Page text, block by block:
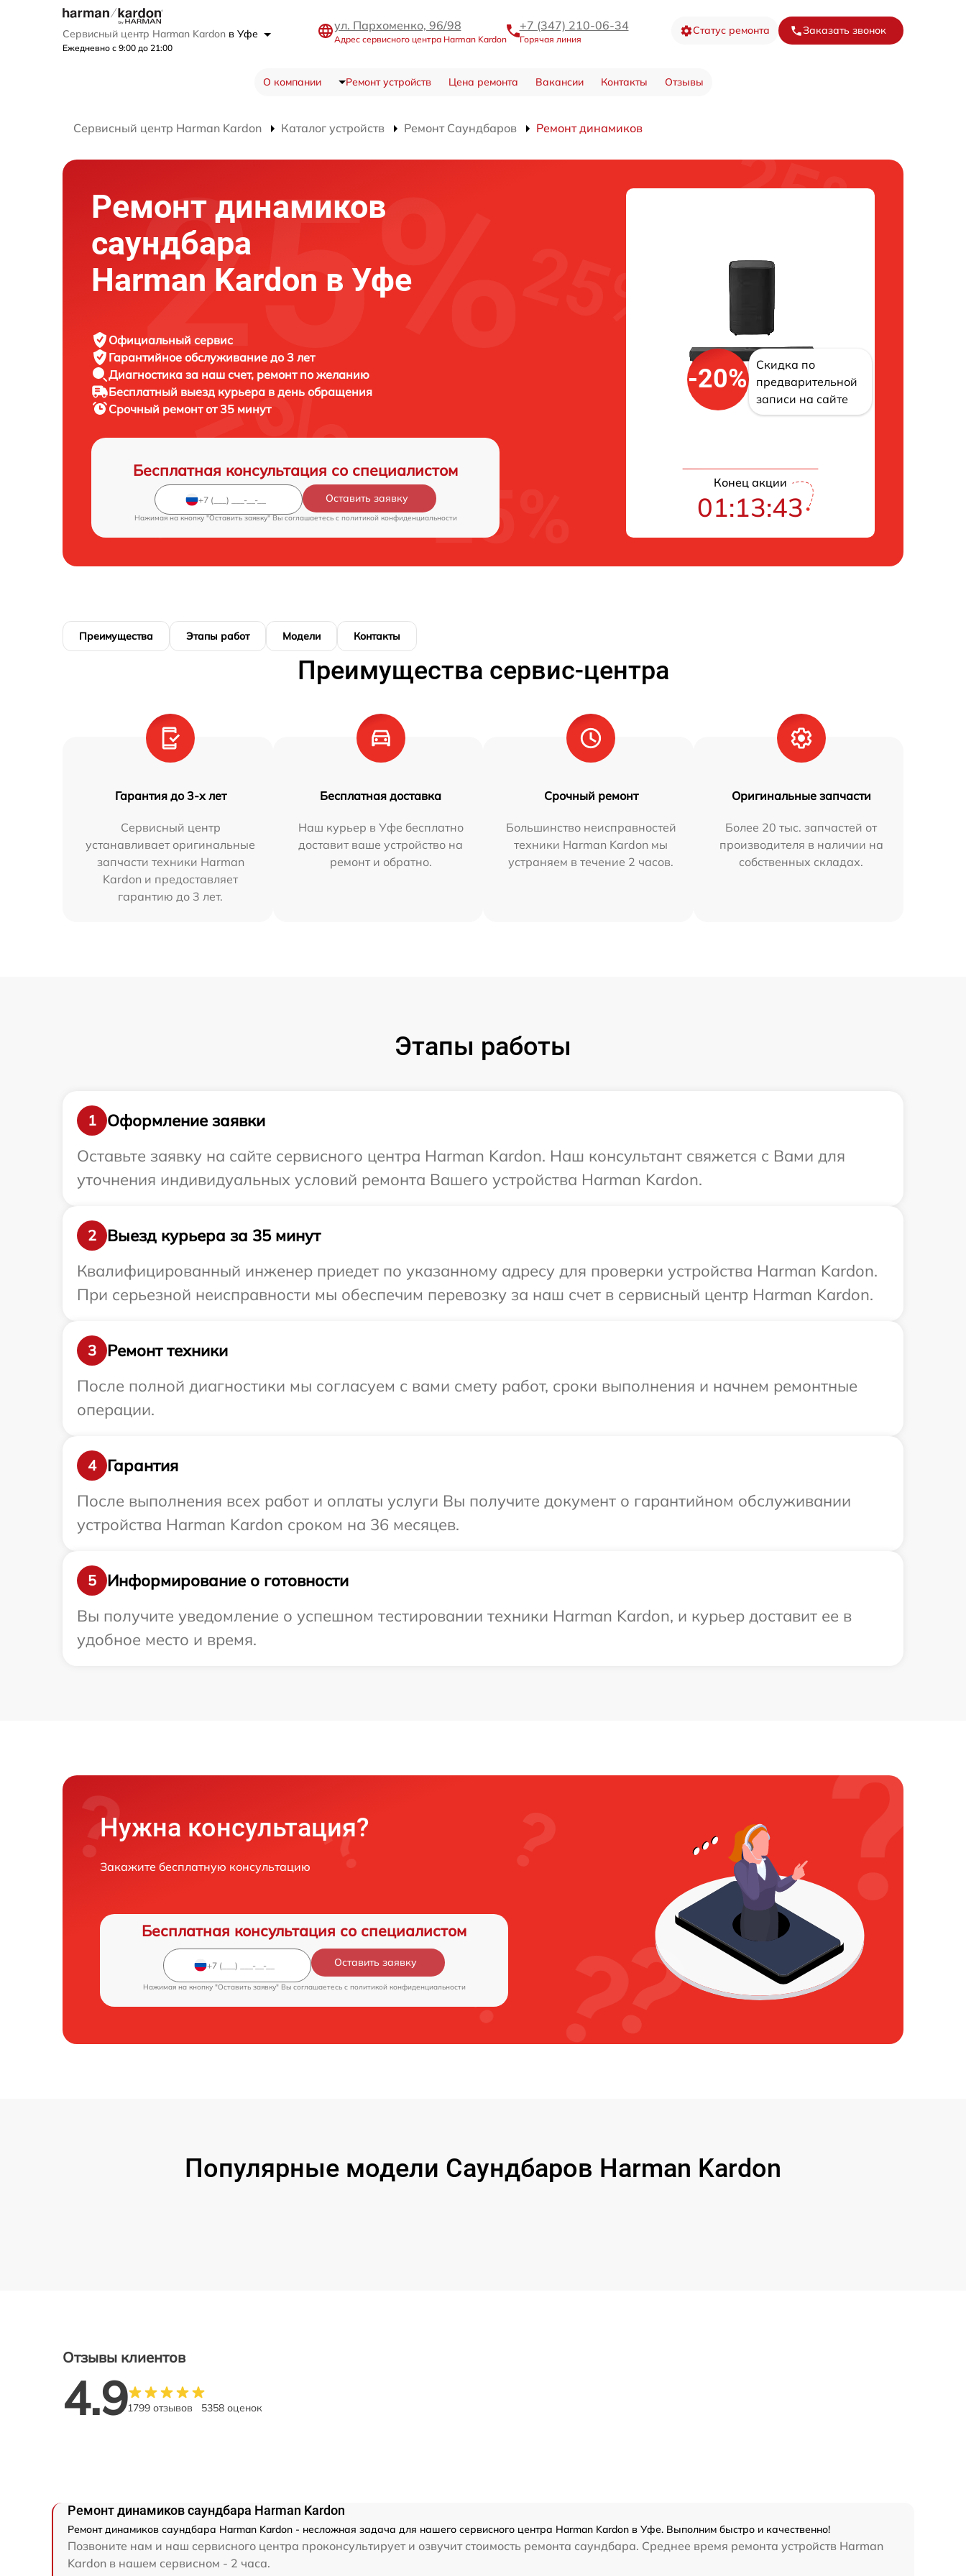
Сервисный центр Harman Kardon в Уфе
Ежедневно с 9:00 до 21:00
ул. Пархоменко, 96/98
Адрес сервисного центра Harman Kardon
+7 (347) 210-06-34
Горячая линия
Статус ремонта Заказать звонок
О компании Ремонт устройств Цена ремонта Вакансии Контакты Отзывы
Сервисный центр Harman Kardon Каталог устройств Ремонт Саундбаров Ремонт динамиков
Ремонт динамиков
саундбара
Harman Kardon в Уфе
Официальный сервис
Гарантийное обслуживание до 3 лет
Диагностика за наш счет, ремонт по желанию
Бесплатный выезд курьера в день обращения
Срочный ремонтот 35 минут
Бесплатная консультация со специалистом
Оставить заявку
Нажимая на кнопку "Оставить заявку" Вы соглашаетесь c политикой конфиденциальности
-20%
Скидка по
предварительной
записи на сайте
Конец акции
01:13:42
Преимущества Этапы работ Модели Контакты
Преимущества сервис-центра
Гарантия до 3-х лет
Сервисный центр
устанавливает оригинальные
запчасти техники Harman
Kardon и предоставляет
гарантию до 3 лет.
Бесплатная доставка
Наш курьер в Уфе бесплатно
доставит ваше устройство на
ремонт и обратно.
Срочный ремонт
Большинство неисправностей
техники Harman Kardon мы
устраняем в течение 2 часов.
Оригинальные запчасти
Более 20 тыс. запчастей от
производителя в наличии на
собственных складах.
Этапы работы
1
Оформление заявки
Оставьте заявку на сайте сервисного центра Harman Kardon. Наш консультант свяжется с Вами для
уточнения индивидуальных условий ремонта Вашего устройства Harman Kardon.
2
Выезд курьера за 35 минут
Квалифицированный инженер приедет по указанному адресу для проверки устройства Harman Kardon.
При серьезной неисправности мы обеспечим перевозку за наш счет в сервисный центр Harman Kardon.
3
Ремонт техники
После полной диагностики мы согласуем с вами смету работ, сроки выполнения и начнем ремонтные
операции.
4
Гарантия
После выполнения всех работ и оплаты услуги Вы получите документ о гарантийном обслуживании
устройства Harman Kardon сроком на 36 месяцев.
5
Информирование о готовности
Вы получите уведомление о успешном тестировании техники Harman Kardon, и курьер доставит ее в
удобное место и время.
Нужна консультация?
Закажите бесплатную консультацию
Бесплатная консультация со специалистом
Оставить заявку
Нажимая на кнопку "Оставить заявку" Вы соглашаетесь c политикой конфиденциальности
Популярные модели Саундбаров Harman Kardon
Отзывы клиентов
4.91799 отзывов 5358 оценок
Ремонт динамиков саундбара Harman Kardon
Ремонт динамиков саундбара Harman Kardon - несложная задача для нашего сервисного центра Harman Kardon в Уфе. Выполним быстро и качественно!
Позвоните нам и наш сервисного центра проконсультирует и озвучит стоимость ремонта саундбара. Среднее время ремонта устройств Harman
Kardon в нашем сервисном - 2 часа.